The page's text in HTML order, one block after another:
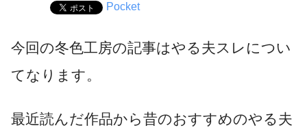
Pocket
今回の冬色工房の記事はやる夫スレについ
てなります。
最近読んだ作品から昔のおすすめのやる夫